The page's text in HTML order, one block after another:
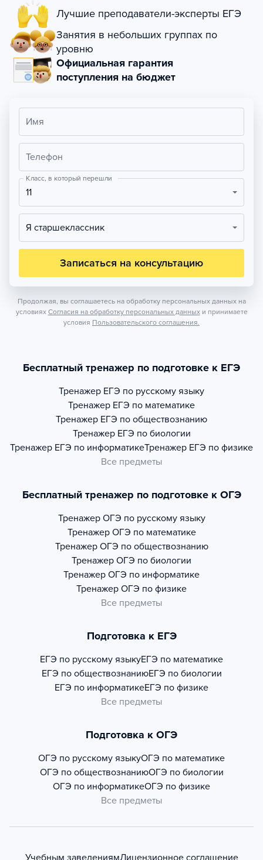
Лучшие преподаватели-эксперты ЕГЭ
Занятия в небольших группах по
уровню
Официальная гарантия
поступления на бюджет
Имя
Телефон
Класс, в который перешли
11
Я старшеклассник
Записаться на консультацию
Продолжая, вы соглашаетесь на обработку персональных данных на
условиях Согласия на обработку персональных данных и принимаете
условия Пользовательского соглашения.
Бесплатный тренажер по подготовке к ЕГЭ
Тренажер ЕГЭ по русскому языку
Тренажер ЕГЭ по математике
Тренажер ЕГЭ по обществознанию
Тренажер ЕГЭ по биологии
Тренажер ЕГЭ по информатикеТренажер ЕГЭ по физике
Все предметы
Бесплатный тренажер по подготовке к ОГЭ
Тренажер ОГЭ по русскому языку
Тренажер ОГЭ по математике
Тренажер ОГЭ по обществознанию
Тренажер ОГЭ по биологии
Тренажер ОГЭ по информатике
Тренажер ОГЭ по физике
Все предметы
Подготовка к ЕГЭ
ЕГЭ по русскому языкуЕГЭ по математике
ЕГЭ по обществознаниюЕГЭ по биологии
ЕГЭ по информатикеЕГЭ по физике
Все предметы
Подготовка к ОГЭ
ОГЭ по русскому языкуОГЭ по математике
ОГЭ по обществознаниюОГЭ по биологии
ОГЭ по информатикеОГЭ по физике
Все предметы